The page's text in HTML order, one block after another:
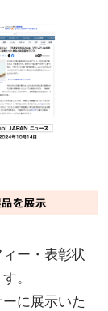
ー・表彰状
。
に展示いた